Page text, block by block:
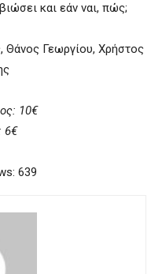
και εάν ναι, πώς;
Γεωργίου, Χρήστος
10€
6€
639